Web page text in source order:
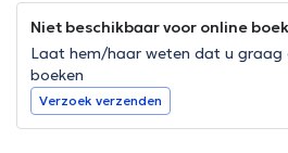
Niet beschikbaar voor online
Laat hem/haar weten dat u graag
boeken
Verzoek verzenden